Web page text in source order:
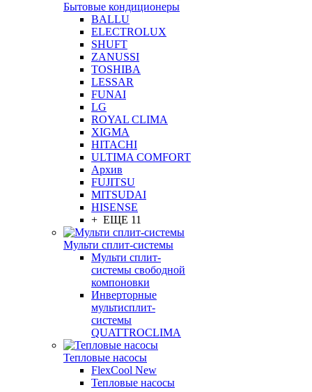
Бытовые кондиционеры
BALLU
ELECTROLUX
SHUFT
ZANUSSI
TOSHIBA
LESSAR
FUNAI
LG
ROYAL CLIMA
XIGMA
HITACHI
ULTIMA COMFORT
Архив
FUJITSU
MITSUDAI
HISENSE
+ ЕЩЕ 11
Мульти сплит-системы
Мульти сплит-
системы свободной
компоновки
Инверторные
мультисплит-
системы
QUATTROCLIMA
Тепловые насосы
FlexCool New
Тепловые насосы